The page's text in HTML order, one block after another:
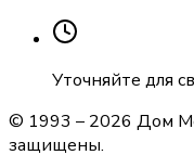
Уточняйте для
© 1993 – 2026 Дом
защищены.